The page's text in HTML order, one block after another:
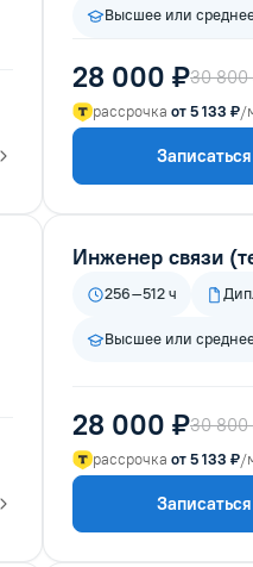
Высшее или
28 000 ₽30 800
рассрочка от 5 133 ₽/
Записаться
Инженер связи
256–512 ч
Высшее или
28 000 ₽30 800
рассрочка от 5 133 ₽/
Записаться